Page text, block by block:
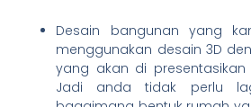
Desain bangunan yang
menggunakan desain 3D
yang akan di
Jadi anda tidak perlu